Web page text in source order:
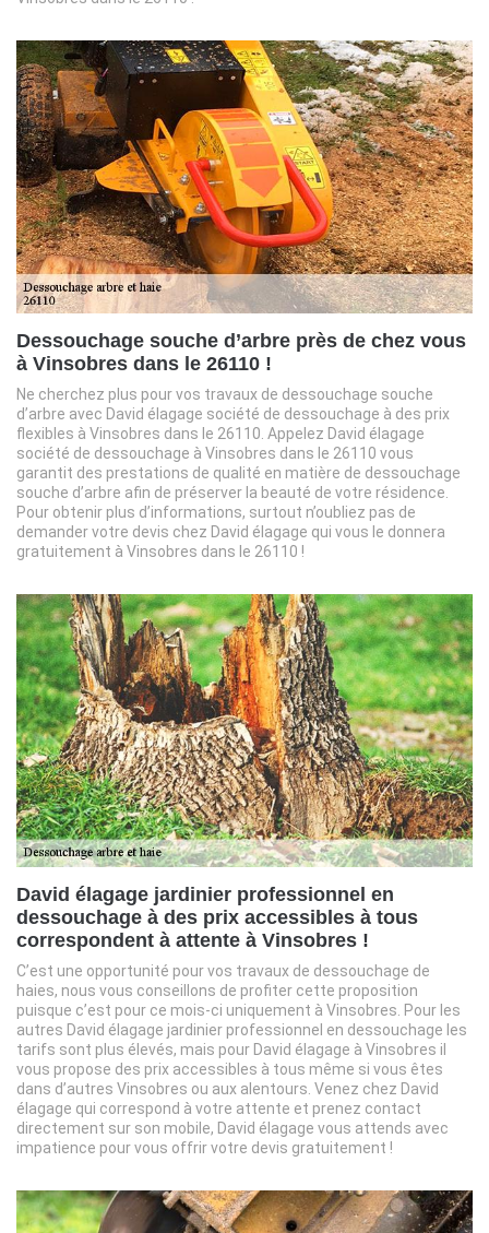
Dessouchage souche d’arbre près de chez vous
à Vinsobres dans le 26110 !
Ne cherchez plus pour vos travaux de dessouchage souche
d’arbre avec David élagage société de dessouchage à des prix
flexibles à Vinsobres dans le 26110. Appelez David élagage
société de dessouchage à Vinsobres dans le 26110 vous
garantit des prestations de qualité en matière de dessouchage
souche d’arbre afin de préserver la beauté de votre résidence.
Pour obtenir plus d’informations, surtout n’oubliez pas de
demander votre devis chez David élagage qui vous le donnera
gratuitement à Vinsobres dans le 26110 !
David élagage jardinier professionnel en
dessouchage à des prix accessibles à tous
correspondent à attente à Vinsobres !
C’est une opportunité pour vos travaux de dessouchage de
haies, nous vous conseillons de profiter cette proposition
puisque c’est pour ce mois-ci uniquement à Vinsobres. Pour les
autres David élagage jardinier professionnel en dessouchage les
tarifs sont plus élevés, mais pour David élagage à Vinsobres il
vous propose des prix accessibles à tous même si vous êtes
dans d’autres Vinsobres ou aux alentours. Venez chez David
élagage qui correspond à votre attente et prenez contact
directement sur son mobile, David élagage vous attends avec
impatience pour vous offrir votre devis gratuitement !